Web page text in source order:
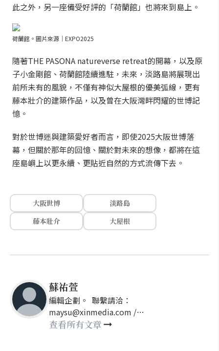
此之外，另一座備受好評的「荷蘭館」也將來到島上。
荷蘭館。圖片來源｜EXPO2025
隨著THE PASONA natureverse retreat的開幕，以及原
子小金剛館、荷蘭館陸續進駐，未來，淡路島將展現出
前所未有的風貌，不僅有神似大屋根的優美弧線，更有
藤本壯介的建築作品，以及曾在大阪灣畔閃耀的世博記
憶。
對於世博迷與建築愛好者而言，即使2025大阪世博落
幕，但關於那年的回憶、關於對未來的想像，都將在這
座島嶼上以更永續、更貼近自然的方式流傳下去。
大阪世博
淡路島
藤本壯介
大屋根
蘇祐萱
編輯企劃。 聯繫請洽：
maysu@xinmedia.com /
may860527@gmail.com
查看所有文章